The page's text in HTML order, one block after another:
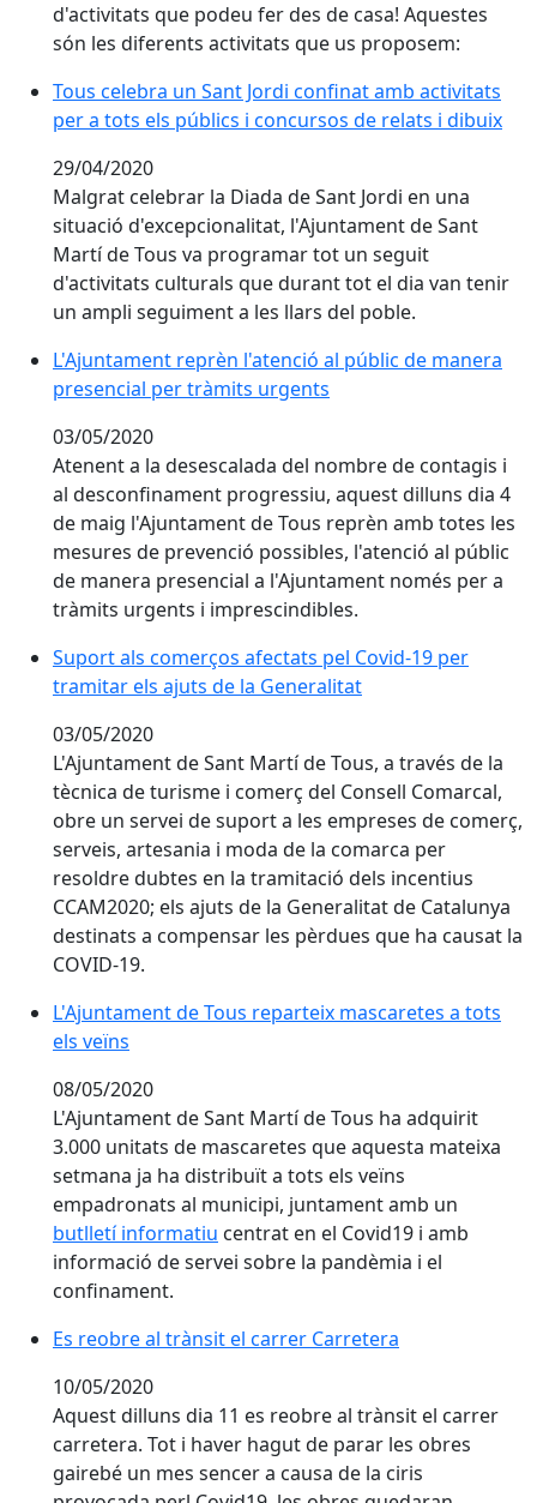
d'activitats que podeu fer des de casa! Aquestes
són les diferents activitats que us proposem:
Tous celebra un Sant Jordi confinat amb activitats
Tous celebra un Sant Jordi confinat amb activitats
per a tots els públics i concursos de relats i dibuix
29/04/2020
Malgrat celebrar la Diada de Sant Jordi en una
situació d'excepcionalitat, l'Ajuntament de Sant
Martí de Tous va programar tot un seguit
d'activitats culturals que durant tot el dia van tenir
un ampli seguiment a les llars del poble.
L'Ajuntament reprèn l'atenció al públic de manera
L'Ajuntament reprèn l'atenció al públic de manera
presencial per tràmits urgents
03/05/2020
Atenent a la desescalada del nombre de contagis i
al desconfinament progressiu, aquest dilluns dia 4
de maig l'Ajuntament de Tous reprèn amb totes les
mesures de prevenció possibles, l'atenció al públic
de manera presencial a l'Ajuntament només per a
tràmits urgents i imprescindibles.
Suport als comerços afectats pel Covid-19 per
Suport als comerços afectats pel Covid-19 per
tramitar els ajuts de la Generalitat
03/05/2020
L'Ajuntament de Sant Martí de Tous, a través de la
tècnica de turisme i comerç del Consell Comarcal,
obre un servei de suport a les empreses de comerç,
serveis, artesania i moda de la comarca per
resoldre dubtes en la tramitació dels incentius
CCAM2020; els ajuts de la Generalitat de Catalunya
destinats a compensar les pèrdues que ha causat la
COVID-19.
L'Ajuntament de Tous reparteix mascaretes a tots els
L'Ajuntament de Tous reparteix mascaretes a tots
els veïns
08/05/2020
L'Ajuntament de Sant Martí de Tous ha adquirit
3.000 unitats de mascaretes que aquesta mateixa
setmana ja ha distribuït a tots els veïns
empadronats al municipi, juntament amb un
butlletí informatiu centrat en el Covid19 i amb
informació de servei sobre la pandèmia i el
confinament.
Es reobre al trànsit el carrer Carretera
Es reobre al trànsit el carrer Carretera
10/05/2020
Aquest dilluns dia 11 es reobre al trànsit el carrer
carretera. Tot i haver hagut de parar les obres
gairebé un mes sencer a causa de la ciris